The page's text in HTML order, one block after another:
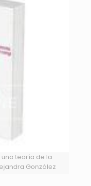
una teoría de la
González